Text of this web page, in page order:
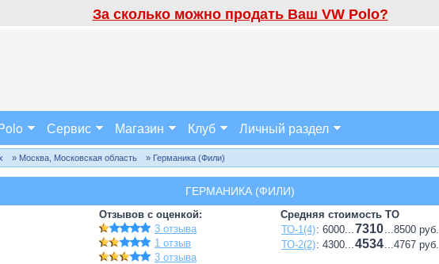
За сколько можно продать Ваш VW Polo?
Сервис Магазин Клуб Личный раздел
» Москва, Московская область » Германика (Фили)
ГЕРМАНИКА (ФИЛИ)
Отзывов с оценкой:
3 отзыва
1 отзыв
3 отзыва
Средняя стоимость ТО
ТО-1(4): 6000...7310...8500 руб.
ТО-2(2): 4300...4534...4767 руб.